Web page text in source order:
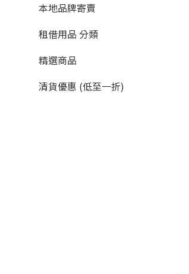
本地品牌寄賣
租借用品 分類
精選商品
清貨優惠 (低至一折)